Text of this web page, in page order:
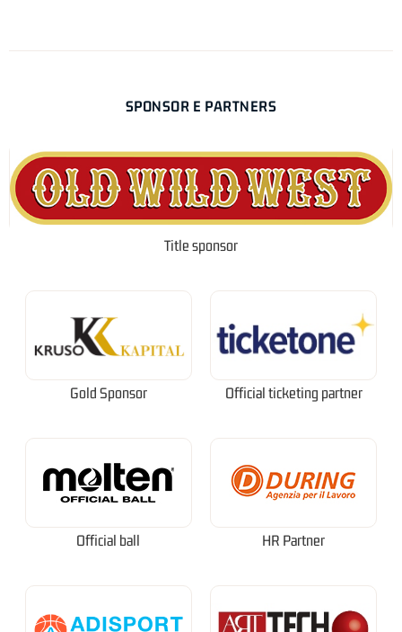
SPONSOR E PARTNERS
Title sponsor
Gold Sponsor Official ticketing partner
Official ball HR Partner